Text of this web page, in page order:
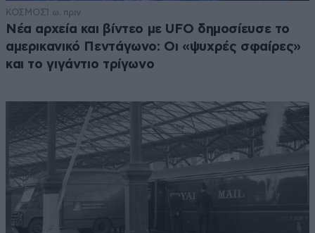
ΚΟΣΜΟΣ1 ω. πριν
Νέα αρχεία και βίντεο με UFO δημοσίευσε το
αμερικανικό Πεντάγωνο: Οι «ψυχρές σφαίρες»
και το γιγάντιο τρίγωνο